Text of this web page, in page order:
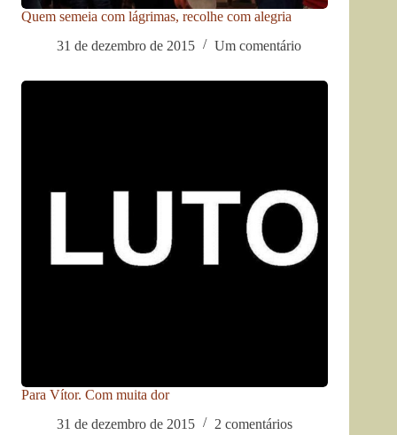
Quem semeia com lágrimas, recolhe com alegria
31 de dezembro de 2015
Um comentário
Para Vítor. Com muita dor
31 de dezembro de 2015
2 comentários